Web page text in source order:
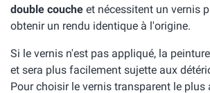
double couche et nécessitent un vernis
obtenir un rendu identique à l'origine.
Si le vernis n'est pas appliqué, la
et sera plus facilement sujette aux
Pour choisir le vernis transparent le plus